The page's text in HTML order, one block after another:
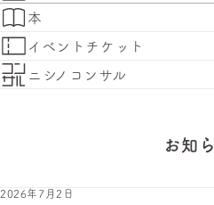
本
イベントチケット
ニシノコンサル
お知
2026年7月2日